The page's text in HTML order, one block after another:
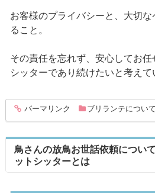
お客様のプライバシーと、大切
ること。
その責任を忘れず、安心してお任
シッターであり続けたいと考えて
entry395
パーマリンク ブリランテについて
鳥さんの放鳥お世話依頼につい
ットシッターとは